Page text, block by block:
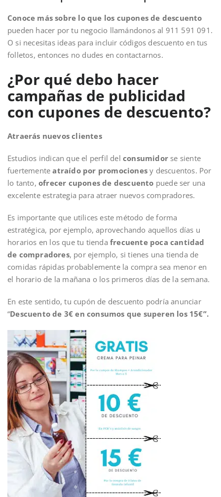
Conoce más sobre lo que los cupones de descuento
pueden hacer por tu negocio llamándonos al 911 591 091.
O si necesitas ideas para incluir códigos descuento en tus
folletos, entonces no dudes en contactarnos.
¿Por qué debo hacer
campañas de publicidad
con cupones de descuento?
Atraerás nuevos clientes
Estudios indican que el perfil del consumidor se siente
fuertementeatraído por promociones y descuentos. Por
lo tanto,ofrecer cupones de descuento puede ser una
excelente estrategia para atraer nuevos compradores.
Es importante que utilices este método de forma
estratégica, por ejemplo, aprovechando aquellos días u
horarios en los que tu tienda frecuente poca cantidad
de compradores, por ejemplo, si tienes una tienda de
comidas rápidas probablemente la compra sea menor en
el horario de la mañana o los primeros días de la semana.
En este sentido, tu cupón de descuento podría anunciar
“Descuento de 3€ en consumos que superen los 15€”.